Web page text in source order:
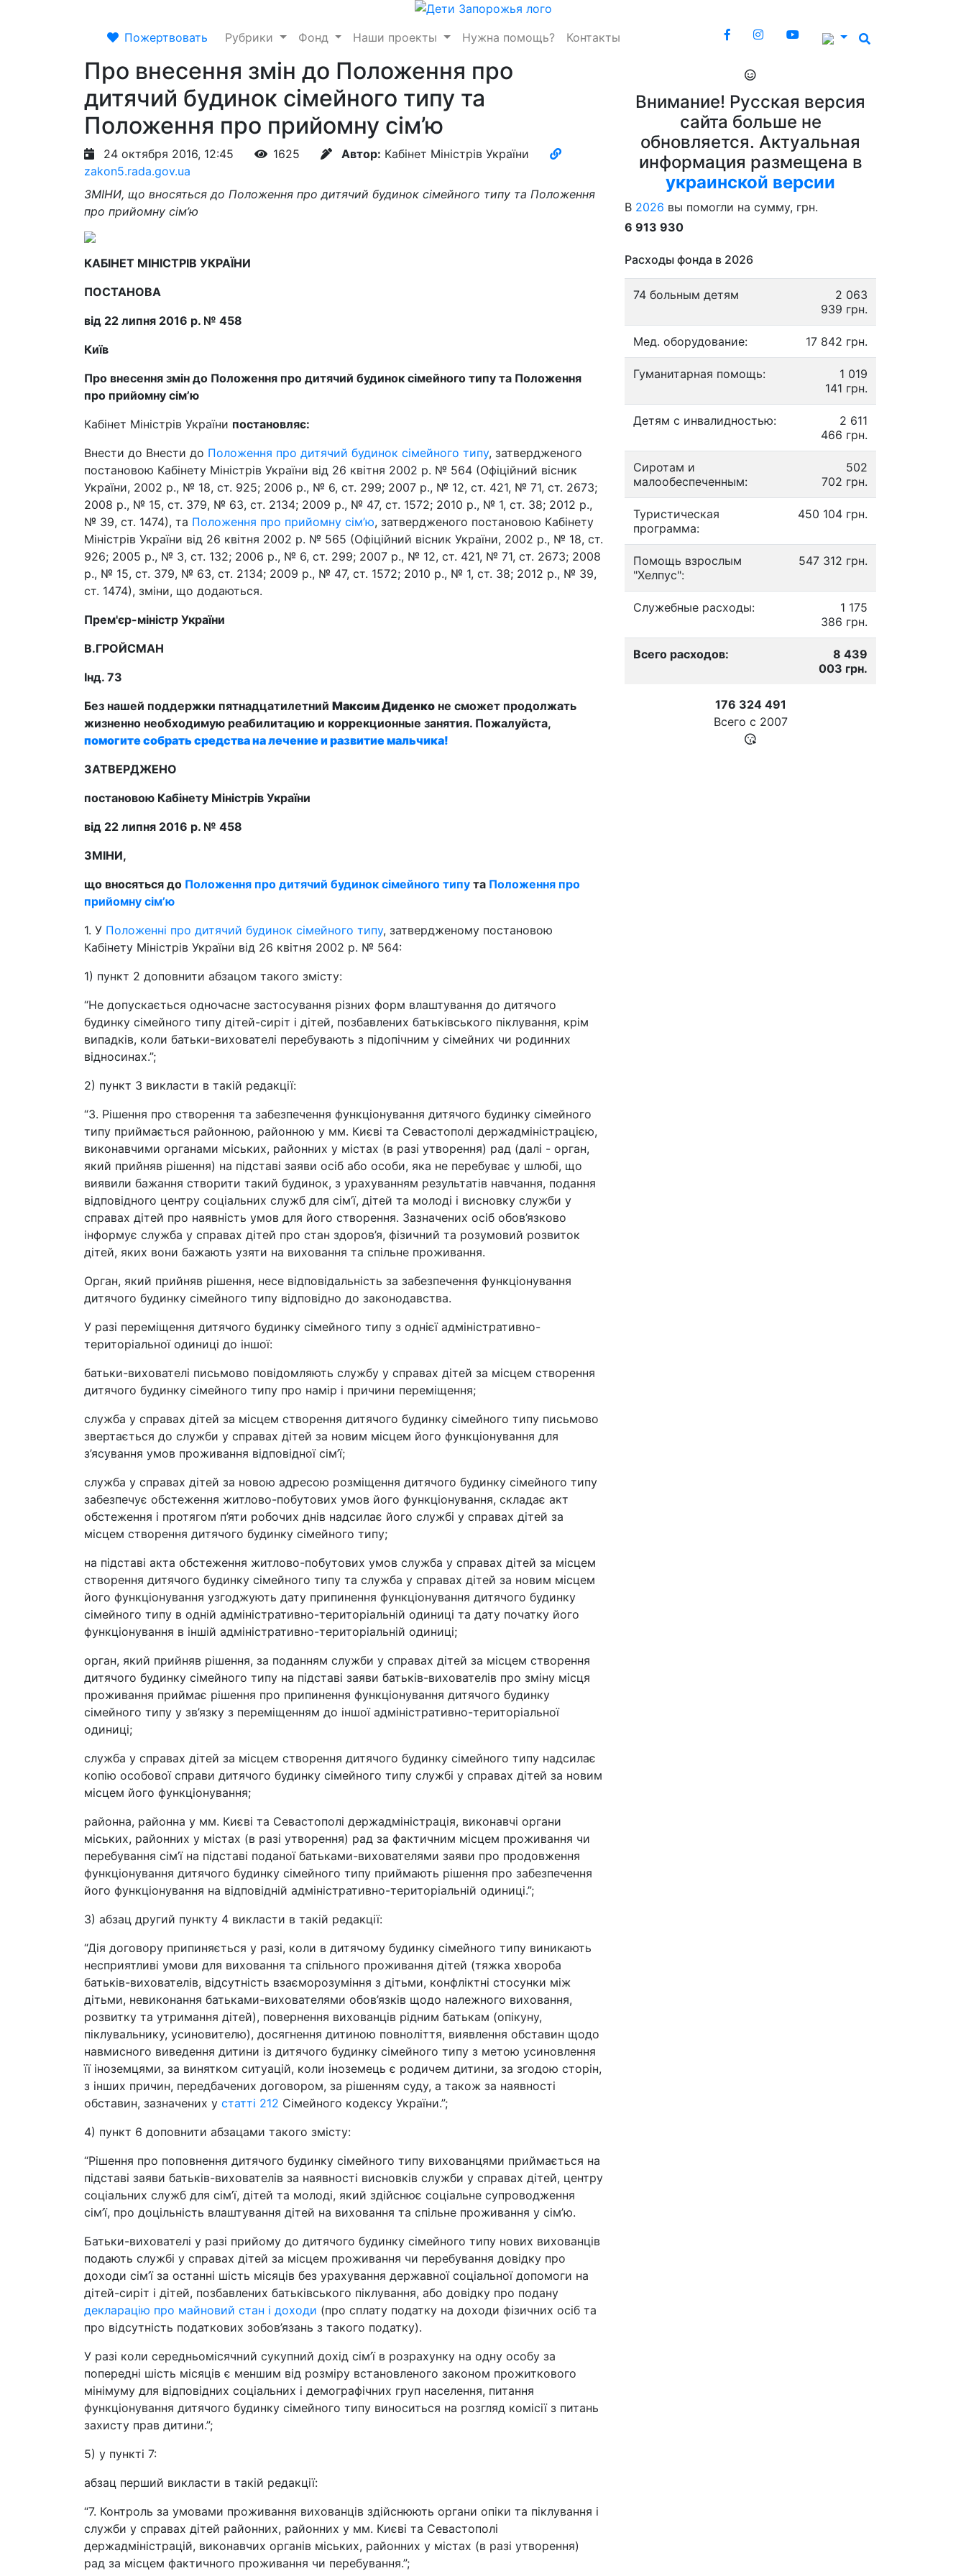
Пожертвовать Рубрики Фонд Наши проекты Нужна помощь? Контакты
Про внесення змін до Положення про
дитячий будинок сімейного типу та
Положення про прийомну сім’ю
24 октября 2016, 12:45 1625 Автор: Кабінет Міністрів України
zakon5.rada.gov.ua
ЗМІНИ, що вносяться до Положення про дитячий будинок сімейного типу та Положення
про прийомну сім’ю
КАБІНЕТ МІНІСТРІВ УКРАЇНИ
ПОСТАНОВА
від 22 липня 2016 р. № 458
Київ
Про внесення змін до Положення про дитячий будинок сімейного типу та Положення
про прийомну сім’ю
Кабінет Міністрів України постановляє:
Внести до Внести до Положення про дитячий будинок сімейного типу, затвердженого
постановою Кабінету Міністрів України від 26 квітня 2002 р. № 564 (Офіційний вісник
України, 2002 р., № 18, ст. 925; 2006 р., № 6, ст. 299; 2007 р., № 12, ст. 421, № 71, ст. 2673;
2008 р., № 15, ст. 379, № 63, ст. 2134; 2009 р., № 47, ст. 1572; 2010 р., № 1, ст. 38; 2012 р.,
№ 39, ст. 1474), та Положення про прийомну сім’ю, затвердженого постановою Кабінету
Міністрів України від 26 квітня 2002 р. № 565 (Офіційний вісник України, 2002 р., № 18, ст.
926; 2005 р., № 3, ст. 132; 2006 р., № 6, ст. 299; 2007 р., № 12, ст. 421, № 71, ст. 2673; 2008
р., № 15, ст. 379, № 63, ст. 2134; 2009 р., № 47, ст. 1572; 2010 р., № 1, ст. 38; 2012 р., № 39,
ст. 1474), зміни, що додаються.
Прем'єр-міністр України
В.ГРОЙСМАН
Інд. 73
Без нашей поддержки пятнадцатилетний Максим Диденко не сможет продолжать
жизненно необходимую реабилитацию и коррекционные занятия. Пожалуйста,
помогите собрать средства на лечение и развитие мальчика!
ЗАТВЕРДЖЕНО
постановою Кабінету Міністрів України
від 22 липня 2016 р. № 458
ЗМІНИ,
що вносяться до Положення про дитячий будинок сімейного типу та Положення про
прийомну сім’ю
1. У Положенні про дитячий будинок сімейного типу, затвердженому постановою
Кабінету Міністрів України від 26 квітня 2002 р. № 564:
1) пункт 2 доповнити абзацом такого змісту:
“Не допускається одночасне застосування різних форм влаштування до дитячого
будинку сімейного типу дітей-сиріт і дітей, позбавлених батьківського піклування, крім
випадків, коли батьки-вихователі перебувають з підопічним у сімейних чи родинних
відносинах.”;
2) пункт 3 викласти в такій редакції:
“3. Рішення про створення та забезпечення функціонування дитячого будинку сімейного
типу приймається районною, районною у мм. Києві та Севастополі держадміністрацією,
виконавчими органами міських, районних у містах (в разі утворення) рад (далі - орган,
який прийняв рішення) на підставі заяви осіб або особи, яка не перебуває у шлюбі, що
виявили бажання створити такий будинок, з урахуванням результатів навчання, подання
відповідного центру соціальних служб для сім’ї, дітей та молоді і висновку служби у
справах дітей про наявність умов для його створення. Зазначених осіб обов’язково
інформує служба у справах дітей про стан здоров’я, фізичний та розумовий розвиток
дітей, яких вони бажають узяти на виховання та спільне проживання.
Орган, який прийняв рішення, несе відповідальність за забезпечення функціонування
дитячого будинку сімейного типу відповідно до законодавства.
У разі переміщення дитячого будинку сімейного типу з однієї адміністративно-
територіальної одиниці до іншої:
батьки-вихователі письмово повідомляють службу у справах дітей за місцем створення
дитячого будинку сімейного типу про намір і причини переміщення;
служба у справах дітей за місцем створення дитячого будинку сімейного типу письмово
звертається до служби у справах дітей за новим місцем його функціонування для
з’ясування умов проживання відповідної сім’ї;
служба у справах дітей за новою адресою розміщення дитячого будинку сімейного типу
забезпечує обстеження житлово-побутових умов його функціонування, складає акт
обстеження і протягом п’яти робочих днів надсилає його службі у справах дітей за
місцем створення дитячого будинку сімейного типу;
на підставі акта обстеження житлово-побутових умов служба у справах дітей за місцем
створення дитячого будинку сімейного типу та служба у справах дітей за новим місцем
його функціонування узгоджують дату припинення функціонування дитячого будинку
сімейного типу в одній адміністративно-територіальній одиниці та дату початку його
функціонування в іншій адміністративно-територіальній одиниці;
орган, який прийняв рішення, за поданням служби у справах дітей за місцем створення
дитячого будинку сімейного типу на підставі заяви батьків-вихователів про зміну місця
проживання приймає рішення про припинення функціонування дитячого будинку
сімейного типу у зв’язку з переміщенням до іншої адміністративно-територіальної
одиниці;
служба у справах дітей за місцем створення дитячого будинку сімейного типу надсилає
копію особової справи дитячого будинку сімейного типу службі у справах дітей за новим
місцем його функціонування;
районна, районна у мм. Києві та Севастополі держадміністрація, виконавчі органи
міських, районних у містах (в разі утворення) рад за фактичним місцем проживання чи
перебування сім’ї на підставі поданої батьками-вихователями заяви про продовження
функціонування дитячого будинку сімейного типу приймають рішення про забезпечення
його функціонування на відповідній адміністративно-територіальній одиниці.”;
3) абзац другий пункту 4 викласти в такій редакції:
“Дія договору припиняється у разі, коли в дитячому будинку сімейного типу виникають
несприятливі умови для виховання та спільного проживання дітей (тяжка хвороба
батьків-вихователів, відсутність взаєморозуміння з дітьми, конфліктні стосунки між
дітьми, невиконання батьками-вихователями обов’язків щодо належного виховання,
розвитку та утримання дітей), повернення вихованців рідним батькам (опікуну,
піклувальнику, усиновителю), досягнення дитиною повноліття, виявлення обставин щодо
навмисного виведення дитини із дитячого будинку сімейного типу з метою усиновлення
її іноземцями, за винятком ситуацій, коли іноземець є родичем дитини, за згодою сторін,
з інших причин, передбачених договором, за рішенням суду, а також за наявності
обставин, зазначених у статті 212 Сімейного кодексу України.”;
4) пункт 6 доповнити абзацами такого змісту:
“Рішення про поповнення дитячого будинку сімейного типу вихованцями приймається на
підставі заяви батьків-вихователів за наявності висновків служби у справах дітей, центру
соціальних служб для сім’ї, дітей та молоді, який здійснює соціальне супроводження
сім’ї, про доцільність влаштування дітей на виховання та спільне проживання у сім’ю.
Батьки-вихователі у разі прийому до дитячого будинку сімейного типу нових вихованців
подають службі у справах дітей за місцем проживання чи перебування довідку про
доходи сім’ї за останні шість місяців без урахування державної соціальної допомоги на
дітей-сиріт і дітей, позбавлених батьківського піклування, або довідку про подану
декларацію про майновий стан і доходи (про сплату податку на доходи фізичних осіб та
про відсутність податкових зобов’язань з такого податку).
У разі коли середньомісячний сукупний дохід сім’ї в розрахунку на одну особу за
попередні шість місяців є меншим від розміру встановленого законом прожиткового
мінімуму для відповідних соціальних і демографічних груп населення, питання
функціонування дитячого будинку сімейного типу виноситься на розгляд комісії з питань
захисту прав дитини.”;
5) у пункті 7:
абзац перший викласти в такій редакції:
“7. Контроль за умовами проживання вихованців здійснюють органи опіки та піклування і
служби у справах дітей районних, районних у мм. Києві та Севастополі
держадміністрацій, виконавчих органів міських, районних у містах (в разі утворення)
рад за місцем фактичного проживання чи перебування.”;
Внимание! Русская версия
сайта больше не
обновляется. Актуальная
информация размещена в
украинской версии
В 2026 вы помогли на сумму, грн.
6 913 930
Расходы фонда в 2026
74 больным детям
2 063
939 грн.
Мед. оборудование: 17 842 грн.
Гуманитарная помощь:
1 019
141 грн.
Детям с инвалидностью:
2 611
466 грн.
Сиротам и
малообеспеченным:
502
702 грн.
Туристическая
программа:
450 104 грн.
Помощь взрослым
"Хелпус":
547 312 грн.
Служебные расходы:
1 175
386 грн.
Всего расходов:
8 439
003 грн.
176 324 491
Всего с 2007